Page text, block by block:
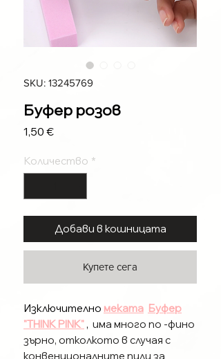
SKU: 13245769
Буфер розов
1,50 €Цена
Количество *
Добави в кошницата
Купете сега
Изключително меката Буфер
"THINK PINK" , има много по -фино
зърно, отколкото в случая с
конвенционалните пили за